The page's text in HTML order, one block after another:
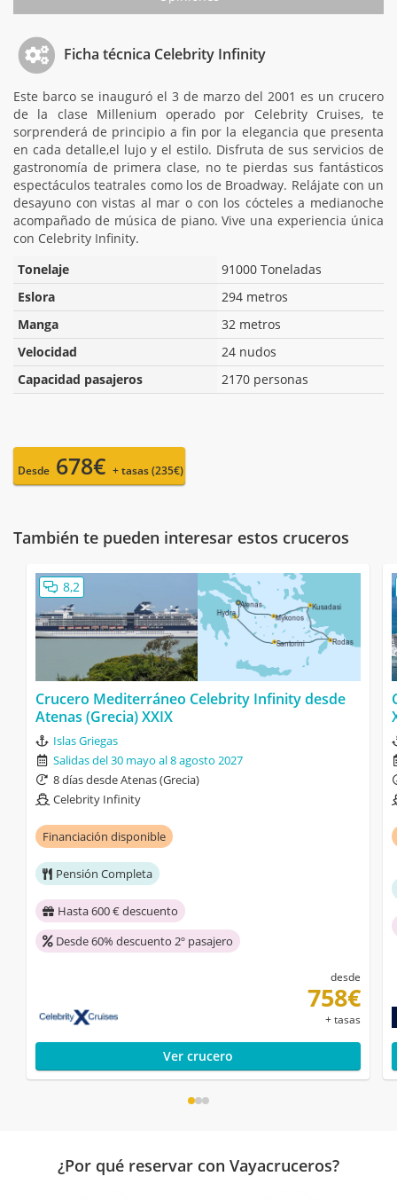
Ficha técnica Celebrity Infinity
Este barco se inauguró el 3 de marzo del 2001 es un crucero
de la clase Millenium operado por Celebrity Cruises, te
sorprenderá de principio a fin por la elegancia que presenta
en cada detalle,el lujo y el estilo. Disfruta de sus servicios de
gastronomía de primera clase, no te pierdas sus fantásticos
espectáculos teatrales como los de Broadway. Relájate con un
desayuno con vistas al mar o con los cócteles a medianoche
acompañado de música de piano. Vive una experiencia única
con Celebrity Infinity.
Tonelaje
91000 Toneladas
Eslora
294 metros
Manga
32 metros
Velocidad
24 nudos
Capacidad pasajeros
2170 personas
Desde 678€ + tasas (235€)
También te pueden interesar estos cruceros
8,2
Crucero Mediterráneo Celebrity Infinity desde
Atenas (Grecia) XXIX
Islas Griegas
Salidas del 30 mayo al 8 agosto 2027
8 días desde Atenas (Grecia)
Celebrity Infinity
Financiación disponible
Pensión Completa
Hasta 600 € descuento
Desde 60% descuento 2º pasajero
desde
758€
+ tasas
Ver crucero
¿Por qué reservar con Vayacruceros?